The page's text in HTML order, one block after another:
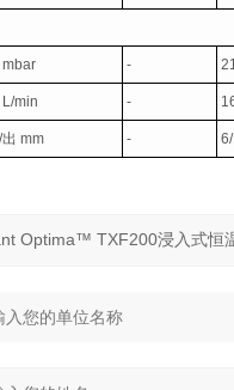
mbar -
L/min -
/出 mm -